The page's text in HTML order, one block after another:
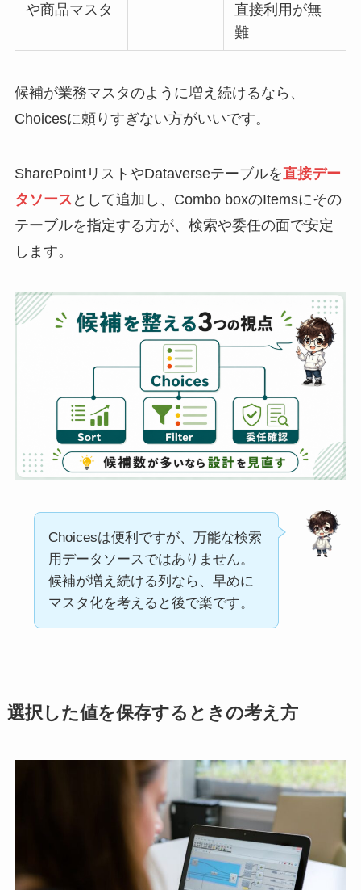
や商品マスタ
直接利用が無
難
候補が業務マスタのように増え続けるなら、
Choicesに頼りすぎない方がいいです。
SharePointリストやDataverseテーブルを直接デー
タソース として追加し、Combo boxのItemsにその
テーブルを指定する方が、検索や委任の面で安定
します。
Choicesは便利ですが、万能な検索
用データソースではありません。
候補が増え続ける列なら、早めに
マスタ化を考えると後で楽です。
選択した値を保存するときの考え方